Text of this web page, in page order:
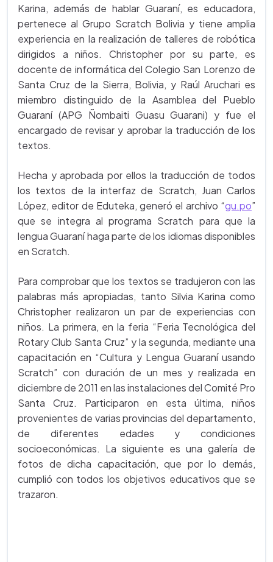
Karina, además de hablar Guaraní, es educadora,
pertenece al Grupo Scratch Bolivia y tiene amplia
experiencia en la realización de talleres de robótica
dirigidos a niños. Christopher por su parte, es
docente de informática del Colegio San Lorenzo de
Santa Cruz de la Sierra, Bolivia, y Raúl Aruchari es
miembro distinguido de la Asamblea del Pueblo
Guaraní (APG Ñombaiti Guasu Guarani) y fue el
encargado de revisar y aprobar la traducción de los
textos.
Hecha y aprobada por ellos la traducción de todos
los textos de la interfaz de Scratch, Juan Carlos
López, editor de Eduteka, generó el archivo “gu.po”
que se integra al programa Scratch para que la
lengua Guaraní haga parte de los idiomas disponibles
en Scratch.
Para comprobar que los textos se tradujeron con las
palabras más apropiadas, tanto Silvia Karina como
Christopher realizaron un par de experiencias con
niños. La primera, en la feria “Feria Tecnológica del
Rotary Club Santa Cruz” y la segunda, mediante una
capacitación en “Cultura y Lengua Guaraní usando
Scratch” con duración de un mes y realizada en
diciembre de 2011 en las instalaciones del Comité Pro
Santa Cruz. Participaron en esta última, niños
provenientes de varias provincias del departamento,
de diferentes edades y condiciones
socioeconómicas. La siguiente es una galería de
fotos de dicha capacitación, que por lo demás,
cumplió con todos los objetivos educativos que se
trazaron.